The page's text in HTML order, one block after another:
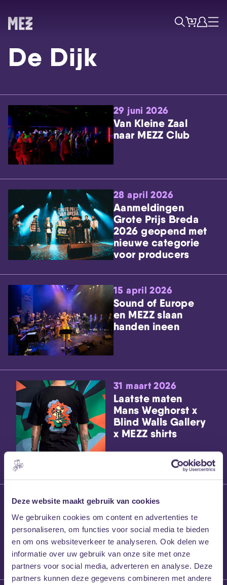
Deze website maakt gebruik van cookies
We gebruiken cookies om content en advertenties te
personaliseren, om functies voor social media te bieden
en om ons websiteverkeer te analyseren. Ook delen we
informatie over uw gebruik van onze site met onze
partners voor social media, adverteren en analyse. Deze
partners kunnen deze gegevens combineren met andere
Skip navigatie
ZoekTicketsAccount
Menu
De Dijk
29 juni 2026
Van Kleine Zaal
naar MEZZ Club
28 april 2026
Aanmeldingen
Grote Prijs Breda
2026 geopend met
nieuwe categorie
voor producers
15 april 2026
Sound of Europe
en MEZZ slaan
handen ineen
31 maart 2026
Laatste maten
Mans Weghorst x
Blind Walls Gallery
x MEZZ shirts
27 maart 2026
Willem’s Blog:
Frans Kalf